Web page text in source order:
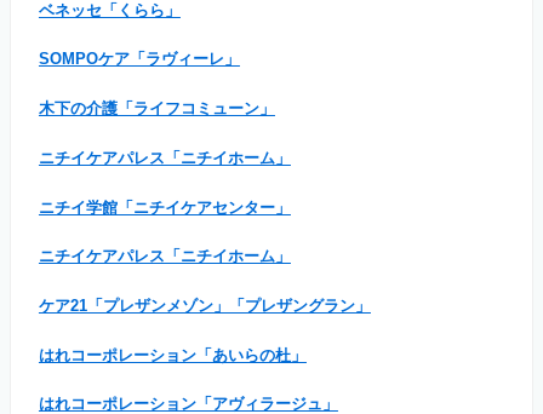
ベネッセ「くらら」
SOMPOケア「ラヴィーレ」
木下の介護「ライフコミューン」
ニチイケアパレス「ニチイホーム」
ニチイ学館「ニチイケアセンター」
ニチイケアパレス「ニチイホーム」
ケア21「プレザンメゾン」「プレザングラン」
はれコーポレーション「あいらの杜」
はれコーポレーション「アヴィラージュ」